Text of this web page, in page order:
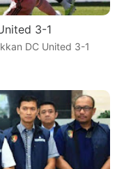
3-1
DC United 3-1